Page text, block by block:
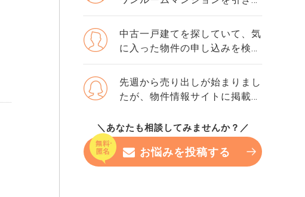
にクレジットカードの引き落と
しが1回だけ遅れたことくらい
です。 ローンやリボ払いもあ
りませんし、借入はほぼゼロで
す。それでも500という数字は
厳しいでしょうか。 年収や勤
続年数には問題ないと思ってい
るのですが、指数だけで判断さ
今から改善できるなら、半年待
つべきなのか、それともこのま
ま申し込んでみても大丈夫なの
銀行で考えています。 この2つ
の銀行の審査基準や違いなど
も、情報が欲しいです。
ぐことになりました。父が投資
目的で持っていたもので、今は
入居者がいる状態です。 自分
で管理を続ける気持ちはないの
トで調べると、入居者がいるま
ま売る方法と、退去を待ってか
た。 家賃は月8万円で、入居者
はもう7年住んでいると管理会
社から聞きました。退去しても
中古一戸建てを探していて、気
に入った物件の申し込みを検討
しています。 売主の方が、以
前に別の買主のローン審査が落
ちて契約解除になったことがあ
るそうで、「次は融資特約なし
い」と言っているとのことでし
た。 担当者からは「事前審査
が通っていれば本審査でも通る
先週から売り出しが始まりまし
たが、物件情報サイトに掲載さ
た。 リビングが実際より狭く
見える、廊下が薄暗い、浴室が
ひどく古ぼけて見える。実際の
部屋はもっと広くて明るいの
＼あなたも相談してみませんか？／
お悩みを投稿する